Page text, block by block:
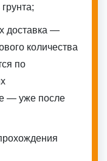
доставка —
количества
по
— уже после